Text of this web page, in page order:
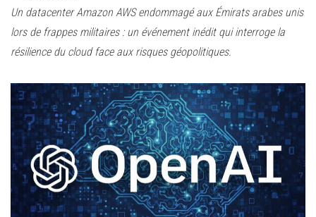
Un datacenter Amazon AWS endommagé aux Émirats arabes unis
lors de frappes militaires : un événement inédit qui interroge la
résilience du cloud face aux risques géopolitiques.